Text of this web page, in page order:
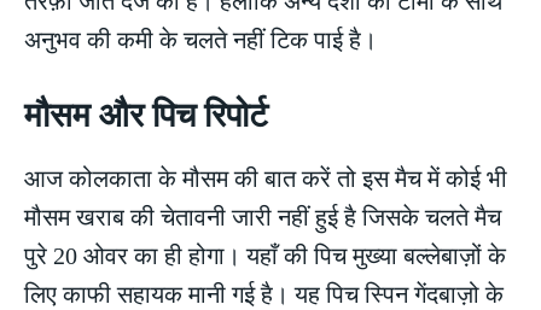
अनुभव की कमी के चलते नहीं टिक पाई है।
मौसम और पिच रिपोर्ट
आज कोलकाता के मौसम की बात करें तो इस मैच में कोई भी
मौसम खराब की चेतावनी जारी नहीं हुई है जिसके चलते मैच
पुरे 20 ओवर का ही होगा। यहाँ की पिच मुख्या बल्लेबाज़ों के
लिए काफी सहायक मानी गई है। यह पिच स्पिन गेंदबाज़ो के